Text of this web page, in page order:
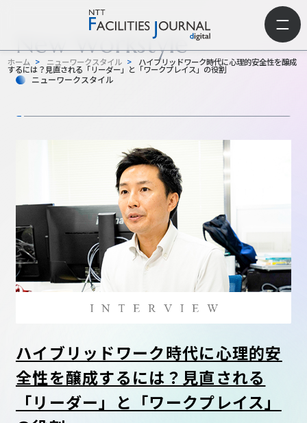
ホーム > ニューワークスタイル > ハイブリッドワーク時代に心理的安全性を醸成
するには？見直される「リーダー」と「ワークプレイス」の役割
New Workstyle
ニューワークスタイル
ハイブリッドワーク時代に心理的安
全性を醸成するには？見直される
「リーダー」と「ワークプレイス」